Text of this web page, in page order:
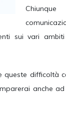
sui vari
queste difficoltà
anche